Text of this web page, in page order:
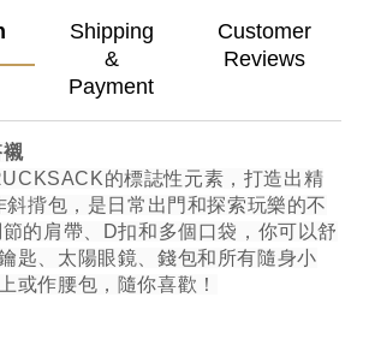
Shipping
&
Payment
Customer
Reviews
的標誌性元素，打造出精
揹包，是日常出門和探索玩樂的不
的肩帶、D扣和多個口袋，你可以舒
匙、太陽眼鏡、錢包和所有隨身小
或作腰包，隨你喜歡！